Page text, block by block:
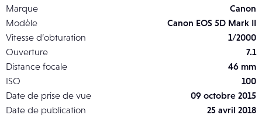
Marque
Canon
Modèle
Canon EOS 5D Mark II
Vitesse d’obturation
1/2000
Ouverture
7.1
Distance focale
46 mm
ISO
100
Date de prise de vue
09 octobre 2015
Date de publication
25 avril 2018